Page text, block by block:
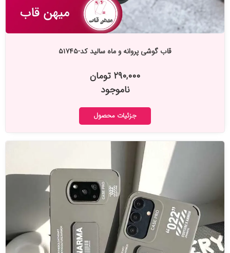
قاب گوشی پروانه و ماه سالید کد-۵۱۷۴۵
۲۹۰,۰۰۰ تومان
ناموجود
جزئیات محصول